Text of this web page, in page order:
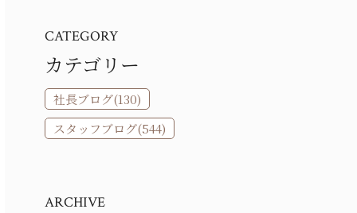
CATEGORY
カテゴリー
社長ブログ(130)
スタッフブログ(544)
ARCHIVE